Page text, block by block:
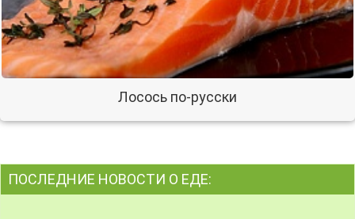
Лосось по-русски
ПОСЛЕДНИЕ НОВОСТИ О ЕДЕ: